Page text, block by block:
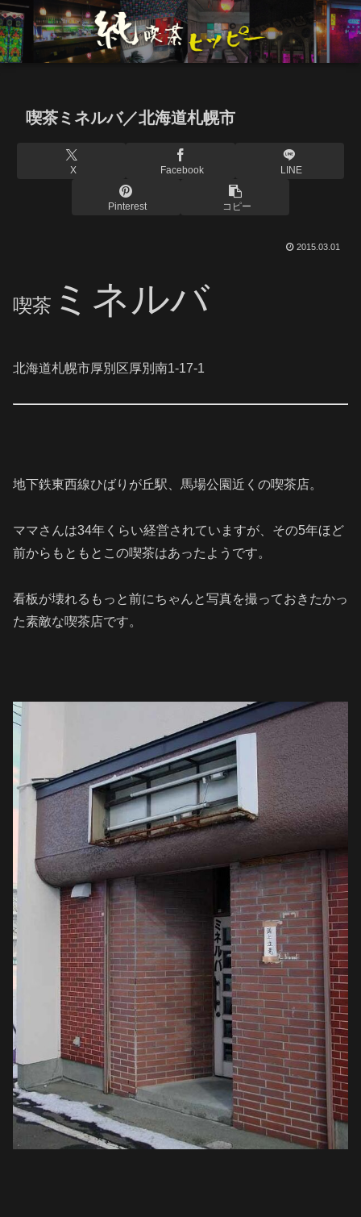
喫茶ミネルバ／北海道札幌市
X Facebook LINE
Pinterest コピー
2015.03.01
喫茶 ミネルバ
北海道札幌市厚別区厚別南1-17-1
地下鉄東西線ひばりが丘駅、馬場公園近くの喫茶店。
ママさんは34年くらい経営されていますが、その5年ほど
前からもともとこの喫茶はあったようです。
看板が壊れるもっと前にちゃんと写真を撮っておきたかっ
た素敵な喫茶店です。